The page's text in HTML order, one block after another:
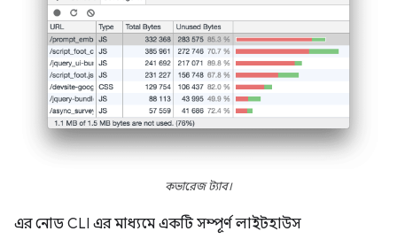
কভারেজ ট্যাব।
এর নোড CLI এর মাধ্যমে একটি সম্পূর্ণ লাইটহাউস